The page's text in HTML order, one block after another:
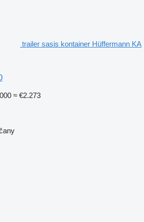
trailer sasis kontainer Hüffermann KA
≈ €2.273